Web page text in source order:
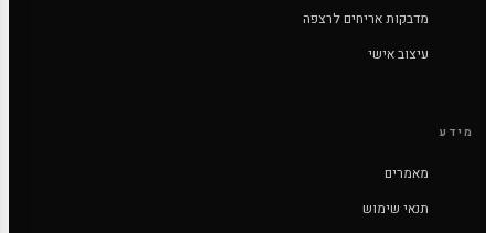
מדבקות אריחים לרצפה
עיצוב אישי
מידע
מאמרים
תנאי שימוש